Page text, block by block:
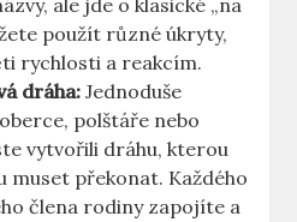
ale jde o klasické „na
použít různé úkryty,
rychlosti a reakcím.
dráha: Jednoduše
polštáře nebo
vytvořili dráhu, kterou
muset překonat. Každého
člena rodiny zapojíte a